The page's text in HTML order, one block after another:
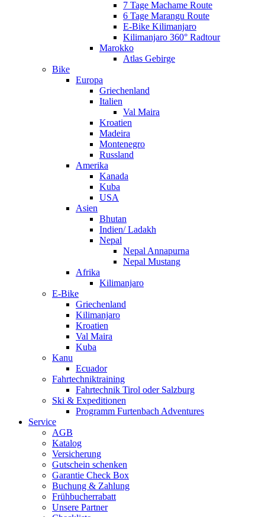
7 Tage Machame Route
6 Tage Marangu Route
E-Bike Kilimanjaro
Kilimanjaro 360° Radtour
Marokko
Atlas Gebirge
Bike
Europa
Griechenland
Italien
Val Maira
Kroatien
Madeira
Montenegro
Russland
Amerika
Kanada
Kuba
USA
Asien
Bhutan
Indien/ Ladakh
Nepal
Nepal Annapurna
Nepal Mustang
Afrika
Kilimanjaro
E-Bike
Griechenland
Kilimanjaro
Kroatien
Val Maira
Kuba
Kanu
Ecuador
Fahrtechniktraining
Fahrtechnik Tirol oder Salzburg
Ski & Expeditionen
Programm Furtenbach Adventures
Service
AGB
Katalog
Versicherung
Gutschein schenken
Garantie Check Box
Buchung & Zahlung
Frühbucherrabatt
Unsere Partner